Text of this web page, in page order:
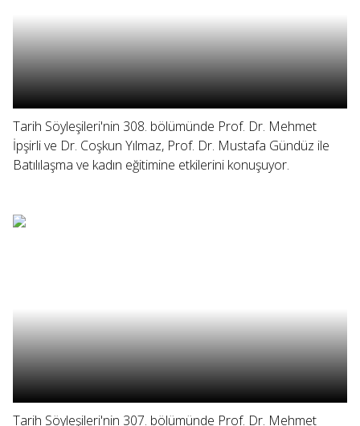
Tarih Söyleşileri'nin 308. bölümünde Prof. Dr. Mehmet
İpşirli ve Dr. Coşkun Yılmaz, Prof. Dr. Mustafa Gündüz ile
Batılılaşma ve kadın eğitimine etkilerini konuşuyor.
Tarih Söyleşileri'nin 307. bölümünde Prof. Dr. Mehmet